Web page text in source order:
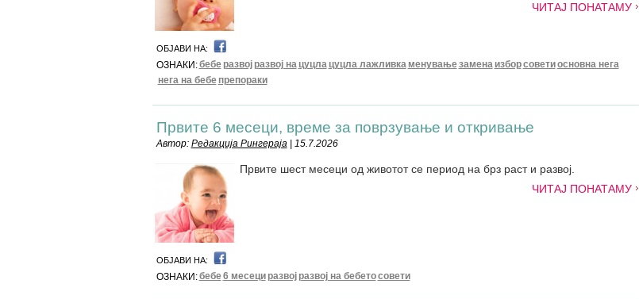
ЧИТАЈ ПОНАТАМУ
ОБЈАВИ НА:
ОЗНАКИ:бебе развој развој на цуцла цуцла лажливка менувањезамена изборсоветиосновна нега
нега на бебе препораки
Првите 6 месеци, време за поврзување и откривање
Автор: Редакција Рингераја| 15.7.2026
Првите шест месеци од животот се период на брз раст и развој.
ЧИТАЈ ПОНАТАМУ
ОБЈАВИ НА:
ОЗНАКИ:бебе6 месеци развој развој на бебетосовети